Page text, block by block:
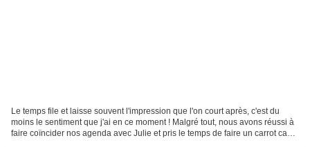
Le temps file et laisse souvent l'impression que l'on court après, c'est du
moins le sentiment que j'ai en ce moment ! Malgré tout, nous avons réussi à
faire coïncider nos agenda avec Julie et pris le temps de faire un carrot cake